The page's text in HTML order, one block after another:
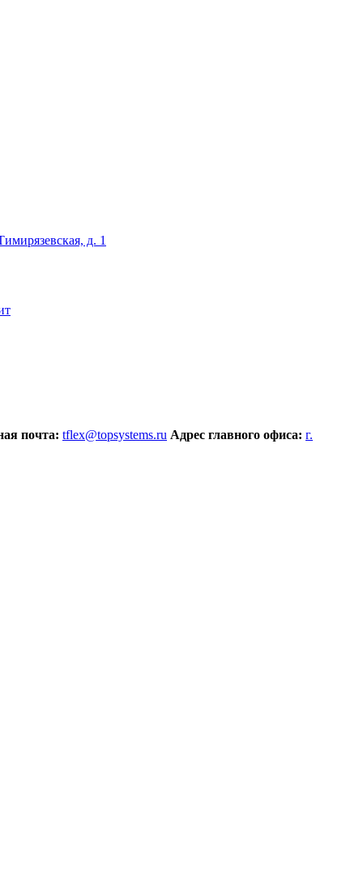
д. 1
почта: tflex@topsystems.ru Адрес главного офиса: г.